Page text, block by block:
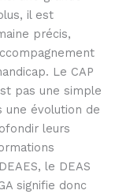
il est
précis,
Le CAP
pas une simple
évolution de
leurs
le DEAS
signifie donc